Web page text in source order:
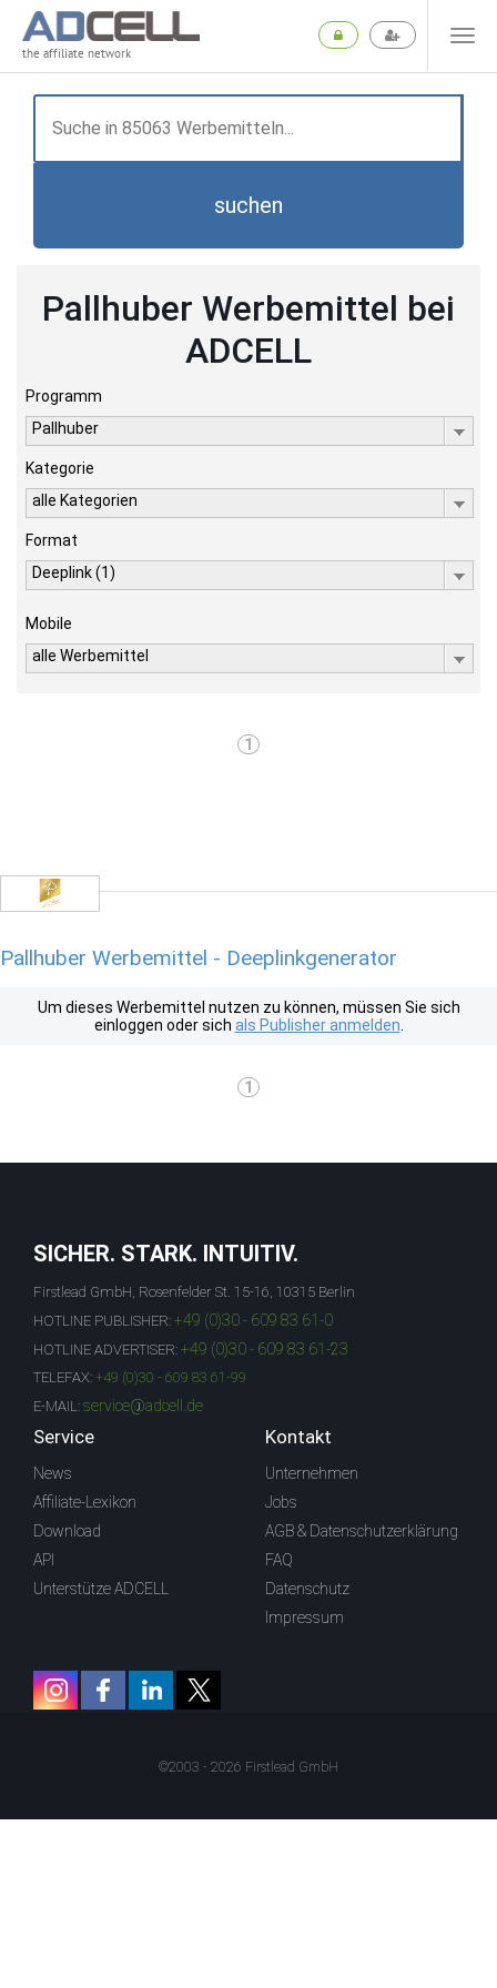
the affiliate network
suchen
Pallhuber Werbemittel bei
ADCELL
Programm
Pallhuber
Kategorie
alle Kategorien
Format
Deeplink (1)
Mobile
alle Werbemittel
1
Pallhuber Werbemittel - Deeplinkgenerator
Um dieses Werbemittel nutzen zu können, müssen Sie sich
einloggen oder sich als Publisher anmelden
1
SICHER. STARK. INTUITIV.
Firstlead GmbH, Rosenfelder St. 15-16, 10315 Berlin
HOTLINE PUBLISHER: +49 (0)30 - 609 83 61-0
HOTLINE ADVERTISER: +49 (0)30 - 609 83 61-23
TELEFAX: +49 (0)30 - 609 83 61-99
E-MAIL: service@adcell.de
Service
News
Affiliate-Lexikon
Download
API
Unterstütze ADCELL
Kontakt
Unternehmen
Jobs
AGB & Datenschutzerklärung
FAQ
Datenschutz
Impressum
©2003 - 2026 Firstlead GmbH